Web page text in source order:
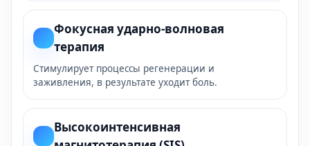
Фокусная ударно-волновая
терапия
Стимулирует процессы регенерации и
заживления, в результате уходит боль.
Высокоинтенсивная